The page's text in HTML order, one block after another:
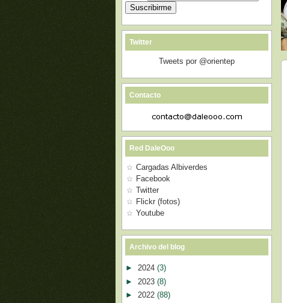
Twitter
Tweets por @orientep
Contacto
Red DaleOoo
Cargadas Albiverdes
Facebook
Twitter
Flickr (fotos)
Youtube
Archivo del blog
► 2024 (3)
► 2023 (8)
► 2022 (88)